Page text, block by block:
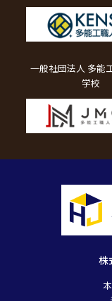
株
一般社団法人 多能
学校